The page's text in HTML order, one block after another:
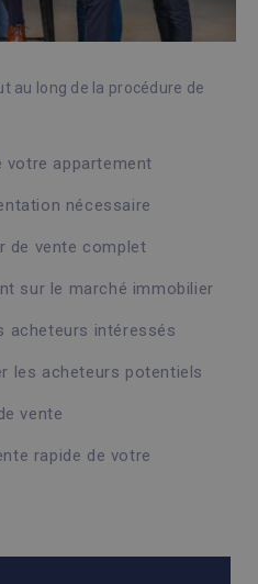
au long de la procédure de
votre appartement
nécessaire
de vente complet
sur le marché immobilier
acheteurs intéressés
les acheteurs potentiels
vente
rapide de votre